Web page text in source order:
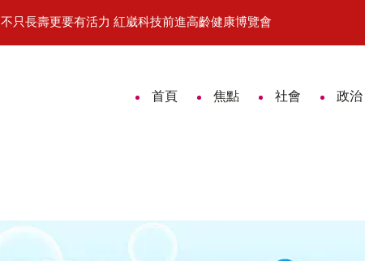
不只長壽更要有活力 紅崴科技前進高齡健康博覽會
首頁 焦點 社會 政治